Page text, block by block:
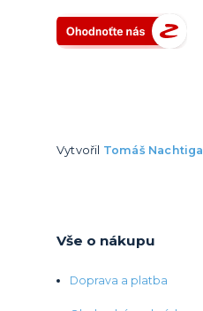
Vytvořil Tomáš Nachtigal
Vše o nákupu
Doprava a platba